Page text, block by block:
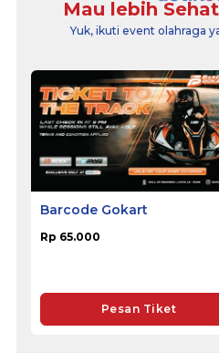
Mau lebih
Yuk, ikuti event olahraga
Barcode Gokart
Rp 65.000
Pesan Tiket